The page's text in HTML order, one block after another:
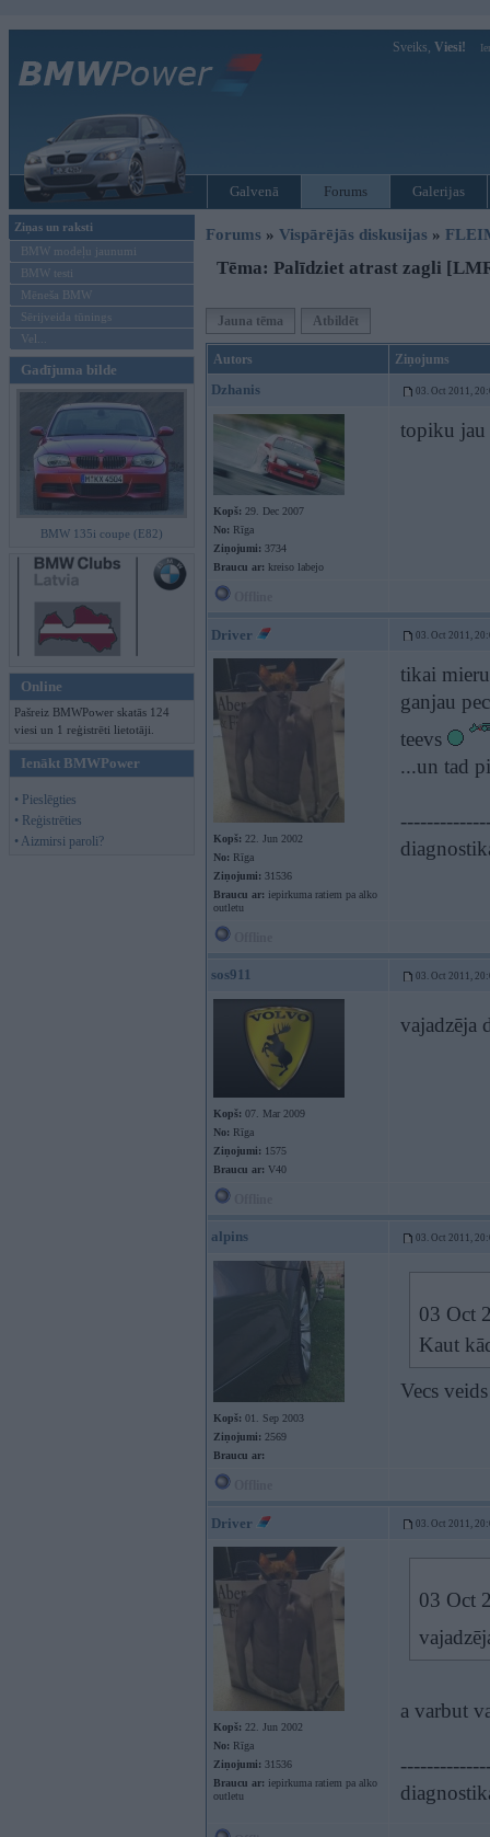
Sveiks, Viesi!
Galvenā Forums Galerijas
Ziņas un raksti
BMW modeļu jaunumi
BMW testi
Mēneša BMW
Sērijveida tūnings
Vel...
Gadījuma bilde
BMW 135i coupe (E82)
Online
Pašreiz BMWPower skatās 124
viesi un 1 reģistrēti lietotāji.
Ienākt BMWPower
• Pieslēgties
• Reģistrēties
• Aizmirsi paroli?
Forums » Vispārējās diskusijas »
Tēma: Palīdziet atrast zagli
Jauna tēma Atbildēt
Autors Ziņojums
Dzhanis 03. Oct 2011,
Kopš: 29. Dec 2007
No: Rīga
Ziņojumi: 3734
Braucu ar: kreiso labejo
topiku jau
Driver 03. Oct 2011,
Kopš: 22. Jun 2002
No: Rīga
Ziņojumi: 31536
Braucu ar: iepirkuma ratiem pa alko
outletu
tikai
ganjau
teevs
...un tad
sos911 03. Oct 2011,
Kopš: 07. Mar 2009
No: Rīga
Ziņojumi: 1575
Braucu ar: V40
vajadzēja
alpins 03. Oct 2011,
Kopš: 01. Sep 2003
Ziņojumi: 2569
Braucu ar:
03 Oct
Kaut
Vecs
Driver 03. Oct 2011,
Kopš: 22. Jun 2002
No: Rīga
Ziņojumi: 31536
Braucu ar: iepirkuma ratiem pa alko
outletu
03 Oct
a varbut